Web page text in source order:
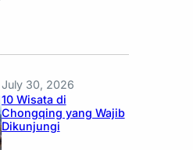
July 30, 2026
10 Wisata di
Chongqing yang Wajib
Dikunjungi